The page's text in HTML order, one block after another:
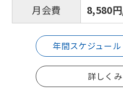
月会費 8,580円
年間スケジュール
詳しく
if